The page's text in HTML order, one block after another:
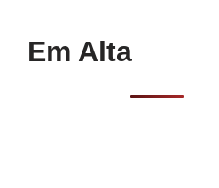
Em Alta